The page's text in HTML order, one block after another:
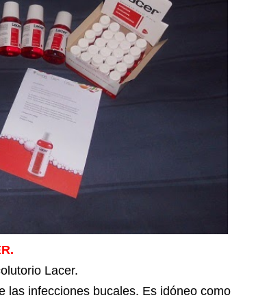
Lacer.
las infecciones bucales. Es idóneo como